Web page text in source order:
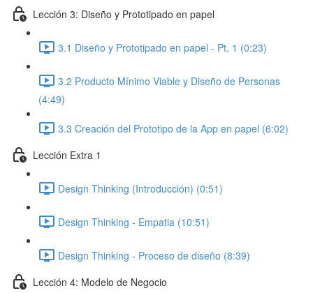
Lección 3: Diseño y Prototipado en papel
3.1 Diseño y Prototipado en papel - Pt. 1 (0:23)
3.2 Producto Mínimo Viable y Diseño de Personas
(4:49)
3.3 Creación del Prototipo de la App en papel (6:02)
Lección Extra 1
Design Thinking (Introducción) (0:51)
Design Thinking - Empatia (10:51)
Design Thinking - Proceso de diseño (8:39)
Lección 4: Modelo de Negocio